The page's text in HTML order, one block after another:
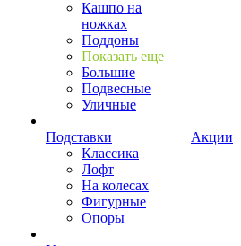
Кашпо на
ножках
Поддоны
Показать еще
Большие
Подвесные
Уличные
Подставки
Классика
Лофт
На колесах
Фигурные
Опоры
Акции